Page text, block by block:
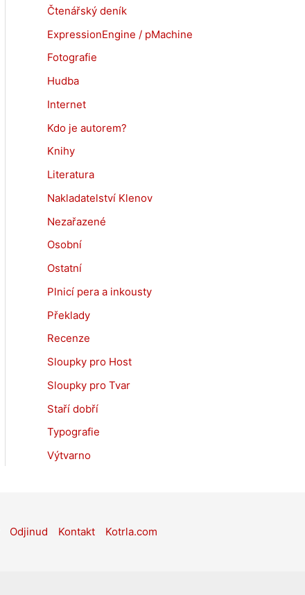
Čtenářský deník
ExpressionEngine / pMachine
Fotografie
Hudba
Internet
Kdo je autorem?
Knihy
Literatura
Nakladatelství Klenov
Nezařazené
Osobní
Ostatní
Plnicí pera a inkousty
Překlady
Recenze
Sloupky pro Host
Sloupky pro Tvar
Staří dobří
Typografie
Výtvarno
Odjinud Kontakt Kotrla.com